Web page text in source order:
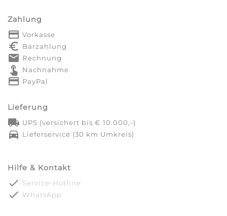
Zahlung
payment Vorkasse
euro_symbol Barzahlung
markunread Rechnung
touch_app Nachnahme
credit_card PayPal
Lieferung
local_shipping UPS (versichert bis € 10.000,-)
directions_car Lieferservice (30 km Umkreis)
Hilfe & Kontakt
done Service-Hotline
done WhatsApp